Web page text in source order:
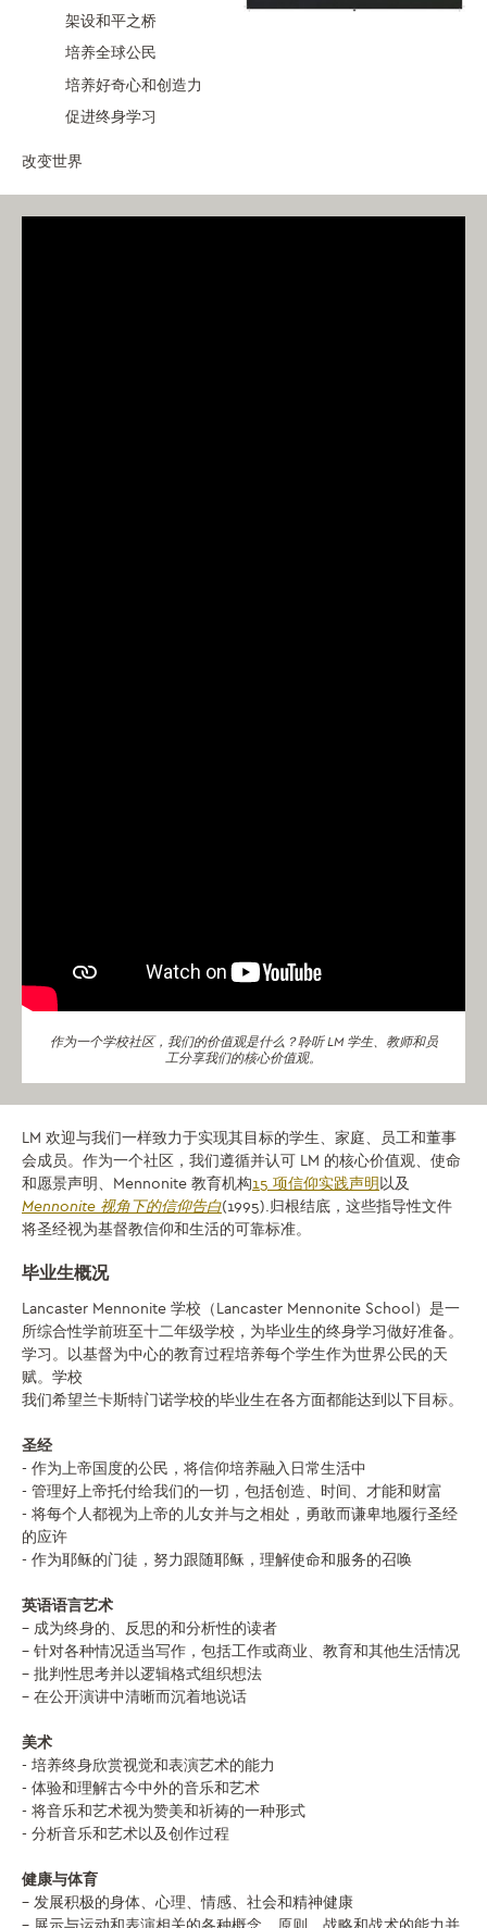
架设和平之桥
培养全球公民
培养好奇心和创造力
促进终身学习
改变世界
作为一个学校社区，我们的价值观是什么？聆听 LM 学生、教师和员
工分享我们的核心价值观。
LM 欢迎与我们一样致力于实现其目标的学生、家庭、员工和董事
会成员。作为一个社区，我们遵循并认可 LM 的核心价值观、使命
和愿景声明、Mennonite 教育机构15 项信仰实践声明 以及
Mennonite 视角下的信仰告白(1995).归根结底，这些指导性文件
将圣经视为基督教信仰和生活的可靠标准。
毕业生概况
Lancaster Mennonite 学校（Lancaster Mennonite School）是一
所综合性学前班至十二年级学校，为毕业生的终身学习做好准备。
学习。以基督为中心的教育过程培养每个学生作为世界公民的天
赋。学校
我们希望兰卡斯特门诺学校的毕业生在各方面都能达到以下目标。
圣经
- 作为上帝国度的公民，将信仰培养融入日常生活中
- 管理好上帝托付给我们的一切，包括创造、时间、才能和财富
- 将每个人都视为上帝的儿女并与之相处，勇敢而谦卑地履行圣经
的应许
- 作为耶稣的门徒，努力跟随耶稣，理解使命和服务的召唤
英语语言艺术
– 成为终身的、反思的和分析性的读者
– 针对各种情况适当写作，包括工作或商业、教育和其他生活情况
– 批判性思考并以逻辑格式组织想法
– 在公开演讲中清晰而沉着地说话
美术
- 培养终身欣赏视觉和表演艺术的能力
- 体验和理解古今中外的音乐和艺术
- 将音乐和艺术视为赞美和祈祷的一种形式
- 分析音乐和艺术以及创作过程
健康与体育
– 发展积极的身体、心理、情感、社会和精神健康